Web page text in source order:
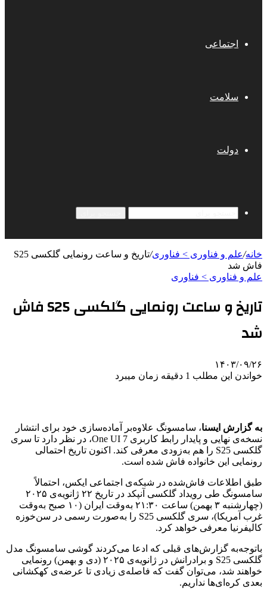
اجتماعی
سلامت
دولت
خانه/علم و فناوری‌ > فناوری/
تاریخ و ساعت رونمایی گلکسی S25
فاش شد
علم و فناوری‌ > فناوری
تاریخ و ساعت رونمایی گلکسی S25 فاش
شد
۱۴۰۳/۰۹/۲۶
خواندن این مطلب 1 دقیقه زمان میبرد
به گزارش ایسنا، سامسونگ علاوه‌بر آماده‌سازی خود برای انتشار
نسخه‌ی نهایی و پایدار رابط کاربری One UI 7، در نظر دارد تا سری
گلکسی S25 را هم به‌زودی معرفی کند. اکنون تاریخ احتمالی
رونمایی این خانواده فاش شده است.
طبق اطلاعات فاش‌شده در شبکه‌ی اجتماعی ایکس، احتمالاً
سامسونگ طی رویداد گلکسی آنپکد در تاریخ ۲۲ ژانویه‌ی ۲۰۲۵
(چهارشنبه ۳ بهمن) ساعت ۲۱:۳۰ به‌وقت ایران (۱۰ صبح به‌وقت
غرب آمریکا)، سری گلکسی S25 را به‌صورت رسمی در سن‌خوزه‌
کالیفرنیا معرفی خواهد کرد.
باتوجه‌به گزارش‌های قبلی که ادعا می‌کردند گوشی سامسونگ مدل
گلکسی S25 و برادرانش در ژانویه‌ی ۲۰۲۵ (دی و بهمن) رونمایی
خواهند شد، می‌توان گفت که فاصله‌ی زیادی تا عرضه‌ی کهکشانی
بعدی کره‌ای‌ها نداریم.